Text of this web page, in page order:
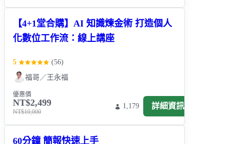
【4+1堂合購】AI 知識煉金術 打造個人
化數位工作流：線上講座
5 (56)
福哥／王永福
優惠價
NT$2,499
NT$10,000
1,179 詳細資訊
60分鐘 簡報快速上手